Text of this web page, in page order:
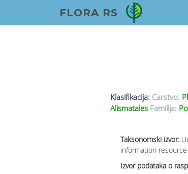
FLORA RS
Klasifikacija: Carstvo:
Alismatales Familija:
Taksonomski izvor:
information
Izvor podataka o